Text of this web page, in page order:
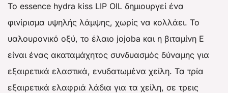
Το essence hydra kiss LIP OIL δημιουργεί ένα
φινίρισμα υψηλής λάμψης, χωρίς να κολλάει. Το
υαλουρονικό οξύ, το έλαιο jojoba και η βιταμίνη Ε
είναι ένας ακαταμάχητος συνδυασμός δύναμης για
εξαιρετικά ελαστικά, ενυδατωμένα χείλη. Τα τρία
εξαιρετικά ελαφριά λάδια για τα χείλη, σε τρεις